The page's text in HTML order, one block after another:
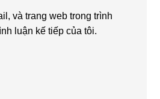
và trang web trong trình
luận kế tiếp của tôi.